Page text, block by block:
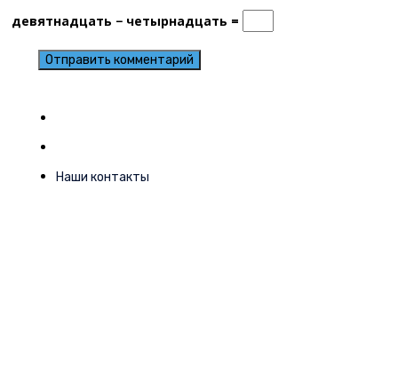
девятнадцать − четырнадцать =
Наши контакты